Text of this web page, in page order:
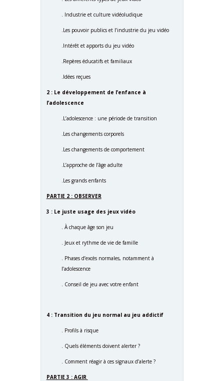
. Industrie et culture vidéoludique
.Les pouvoir publics et l’industrie du jeu vidéo
.Intérêt et apports du jeu vidéo
.Repères éducatifs et familiaux
.Idées reçues
2 : Le développement de l’enfance à
l’adolescence
.L’adolescence : une période de transition
.Les changements corporels
.Les changements de comportement
.L’approche de l’âge adulte
.Les grands enfants
PARTIE 2 : OBSERVER
3 : Le juste usage des jeux vidéo
. À chaque âge son jeu
. Jeux et rythme de vie de famille
. Phases d’excès normales, notamment à
l’adolescence
. Conseil de jeu avec votre enfant
4 : Transition du jeu normal au jeu addictif
. Profils à risque
. Quels éléments doivent alerter ?
. Comment réagir à ces signaux d’alerte ?
PARTIE 3 : AGIR